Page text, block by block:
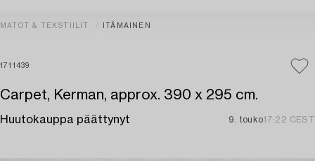
MATOT & TEKSTIILIT ITÄMAINEN
1711439
Carpet, Kerman, approx. 390 x 295 cm.
Huutokauppa päättynyt 9. touko17:22 CEST